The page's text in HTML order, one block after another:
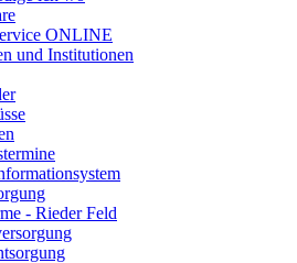
ONLINE
und Institutionen
- Rieder Feld